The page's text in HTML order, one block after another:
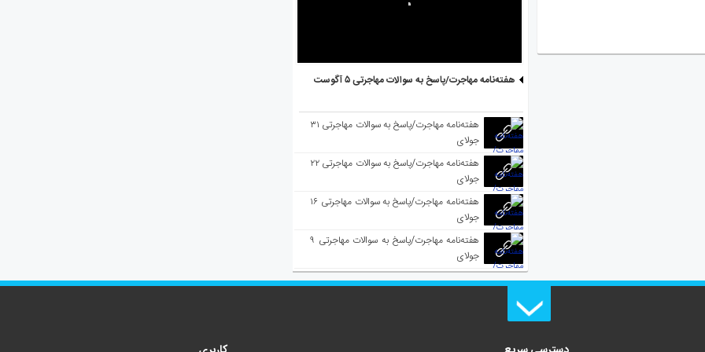
هفته‌نامه مهاجرت/پاسخ به سوالات مهاجرتی ۵ آگوست
هفته‌نامه مهاجرت/پاسخ به سوالات مهاجرتی ۳۱
جولای
هفته‌نامه مهاجرت/پاسخ به سوالات مهاجرتی ۲۲
جولای
هفته‌نامه مهاجرت/پاسخ به سوالات مهاجرتی ۱۶
جولای
هفته‌نامه مهاجرت/پاسخ به سوالات مهاجرتی ۹
جولای